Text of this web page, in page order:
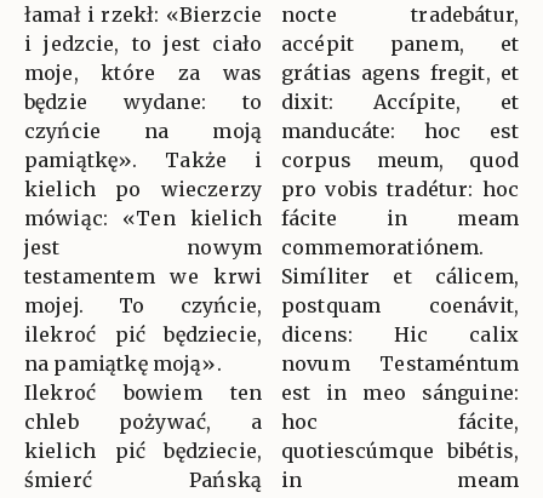
łamał i rzekł: «Bierzcie
i jedzcie, to jest ciało
moje, które za was
będzie wydane: to
czyńcie na moją
pamiątkę». Także i
kielich po wieczerzy
mówiąc: «Ten kielich
jest nowym
testamentem we krwi
mojej. To czyńcie,
ilekroć pić będziecie,
na pamiątkę moją».
Ilekroć bowiem ten
chleb pożywać, a
kielich pić będziecie,
śmierć Pańską
nocte tradebátur,
accépit panem, et
grátias agens fregit, et
dixit: Accípite, et
manducáte: hoc est
corpus meum, quod
pro vobis tradétur: hoc
fácite in meam
commemoratiónem.
Simíliter et cálicem,
postquam coenávit,
dicens: Hic calix
novum Testaméntum
est in meo sánguine:
hoc fácite,
quotiescúmque bibétis,
in meam